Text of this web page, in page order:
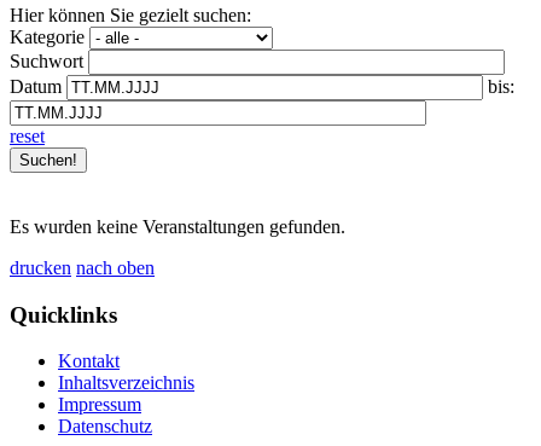
Hier können Sie gezielt suchen:
Kategorie
Suchwort
Datum
bis:
reset
Es wurden keine Veranstaltungen gefunden.
drucken nach oben
Quicklinks
Kontakt
Inhaltsverzeichnis
Impressum
Datenschutz